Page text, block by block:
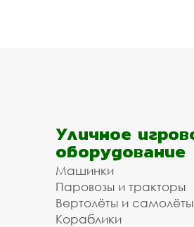
Уличное
оборудование
Машинки
Паровозы и тракторы
Вертолёты и самолёты
Кораблики